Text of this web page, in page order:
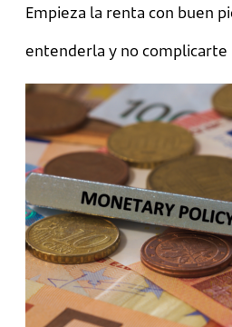
Empieza la renta con buen
entenderla y no complicarte